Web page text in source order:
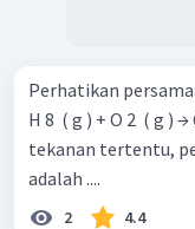
Perhatikan
H 8 ​ ( g ) + O 2 ​ ( g ) → CO 2
tekanan tertentu,
adalah ....
2 4.4